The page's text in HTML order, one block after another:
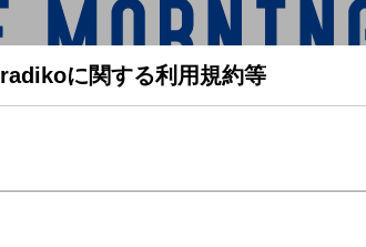
radikoに関する利用規約等